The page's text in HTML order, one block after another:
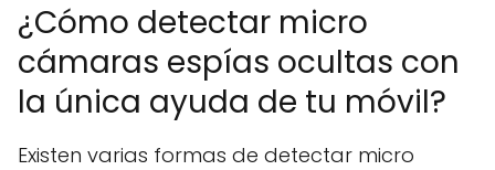
¿Cómo detectar micro
cámaras espías ocultas con
la única ayuda de tu móvil?
Existen varias formas de detectar micro